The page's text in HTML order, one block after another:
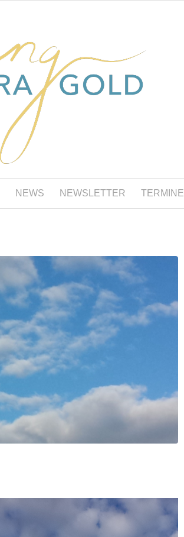
NEWS NEWSLETTER TERMINE